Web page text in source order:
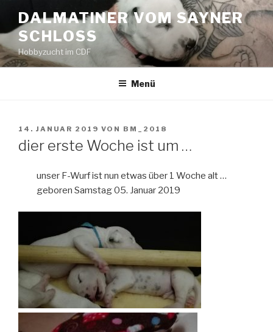
Inhalt
springen
DALMATINER VOM SAYNER
SCHLOSS
Hobbyzucht im CDF
Menü
VERÖFFENTLICHT
AM
14. JANUAR 2019 VON BM_2018
dier erste Woche ist um …
unser F-Wurf ist nun etwas über 1 Woche alt …
geboren Samstag 05. Januar 2019